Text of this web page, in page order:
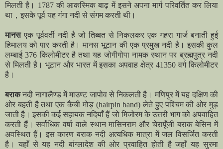
मिलती है। 1787 की आकस्मिक बाढ़ में इसने अपना मार्ग परिवर्तित कर लिया
था，इसके पूर्व यह गंगा नदी से संगम करती थी।
मानसएक पूर्ववर्ती नदी है जो तिब्बत से निकलकर एक गहरा गार्ज बनाती हुई
हिमालय को पार करती है। मानस भूटान की एक प्रमुख नदी है। इसकी कुल
लम्बाई 376 किलोमीटर है तथा यह जोगीगोपा नामक स्थान पर ब्रह्मपुत्र नदी
से मिलती है। भूटान और भारत में इसका अपवाह क्षेत्र 41350 वर्ग किलोमीटर
है।
बराकनदी नागालैण्ड में माउण्ट जापोव से निकलती है। मणिपुर में यह दक्षिण की
ओर बहती है तथा एक कैंची मोड़ (hairpin band) लेते हुए पश्चिम की ओर मुड़
जाती है। इसकी कई सहायक नदियाँ हैं जो मिजोरम के उत्तरी भाग को अपवाहित
करती हैं। सर्वाधिक वर्षा वाले स्थान मासिनराम और चेरापूँजी बराक बेसिन में
अवस्थित हैं। इस कारण बराक नदी अत्यधिक मात्रा में जल विसर्जित करती
है। यहाँ से यह नदी बांग्लादेश की ओर प्रवाहित होती है जहाँ यह सुरमा